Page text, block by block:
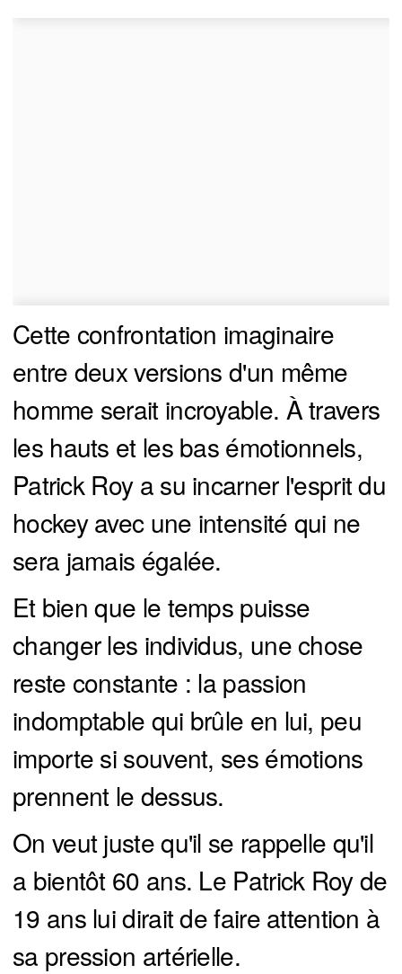
Cette confrontation imaginaire
entre deux versions d'un même
homme serait incroyable. À travers
les hauts et les bas émotionnels,
Patrick Roy a su incarner l'esprit du
hockey avec une intensité qui ne
sera jamais égalée.
Et bien que le temps puisse
changer les individus, une chose
reste constante : la passion
indomptable qui brûle en lui, peu
importe si souvent, ses émotions
prennent le dessus.
On veut juste qu'il se rappelle qu'il
a bientôt 60 ans. Le Patrick Roy de
19 ans lui dirait de faire attention à
sa pression artérielle.